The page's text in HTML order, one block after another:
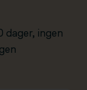
dager, ingen